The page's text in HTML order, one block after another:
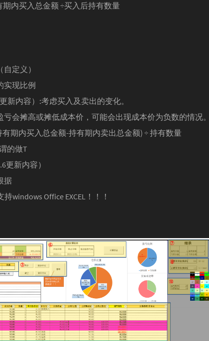
期内买入总金额 ÷买入后持有数量
定义）
实现比例
新内容）:考虑买入及卖出的变化。
亏会摊高或摊低成本价，可能会出现成本价为负数的情况
期内买入总金额-持有期内卖出总金额) ÷ 持有数量
的做T
更新内容）
据
windows Office EXCEL！！！